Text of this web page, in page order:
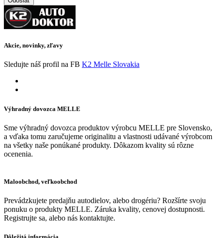
Akcie, novinky, zľavy
Sledujte náš profil na FB K2 Melle Slovakia
Výhradný dovozca MELLE
Sme výhradný dovozca produktov výrobcu MELLE pre Slovensko,
a vďaka tomu zaručujeme originalitu a vlastnosti udávané výrobcom
na všetky naše ponúkané produkty. Dôkazom kvality sú rôzne
ocenenia.
Maloobchod, veľkoobchod
Prevádzkujete predajňu autodielov, alebo drogériu? Rozšírte svoju
ponuku o produkty MELLE. Záruka kvality, cenovej dostupnosti.
Registrujte sa, alebo nás kontaktujte.